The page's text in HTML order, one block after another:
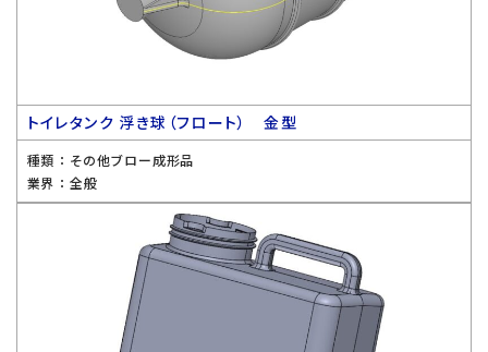
トイレタンク 浮き球（フロート） 金型
種類 ： その他ブロー成形品
業界 ： 全般